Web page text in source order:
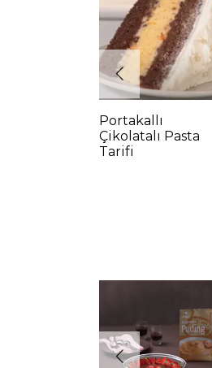
Portakallı
Çikolatalı Pasta
Tarifi